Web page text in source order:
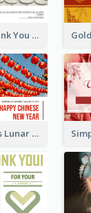
Creative Thank You Card Template
Red Lanterns Lunar New Year Greeting Card